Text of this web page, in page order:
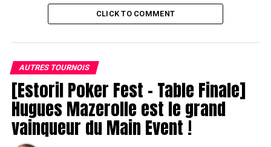
CLICK TO COMMENT
AUTRES TOURNOIS
[Estoril Poker Fest – Table Finale]
Hugues Mazerolle est le grand
vainqueur du Main Event !